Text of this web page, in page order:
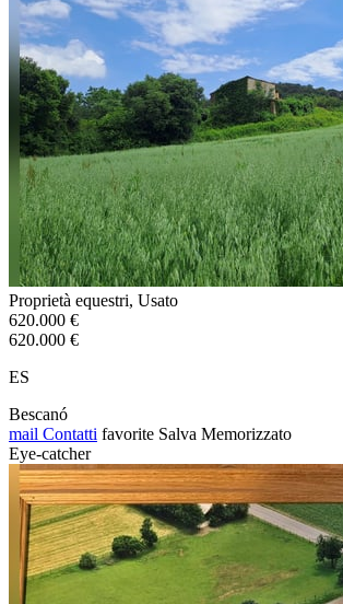
Proprietà equestri, Usato
620.000 €
620.000 €
ES
Bescanó
mail Contatti favorite Salva Memorizzato
Eye-catcher